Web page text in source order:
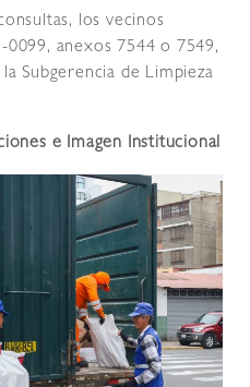
los vecinos
anexos 7544 o 7549,
Subgerencia de Limpieza
e Imagen Institucional